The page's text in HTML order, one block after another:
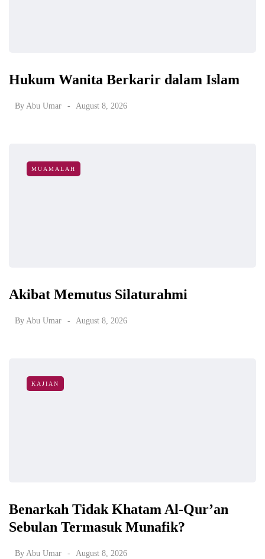
Hukum Wanita Berkarir dalam Islam
By Abu Umar August 8, 2026
MUAMALAH
Akibat Memutus Silaturahmi
By Abu Umar August 8, 2026
KAJIAN
Benarkah Tidak Khatam Al-Qur’an
Sebulan Termasuk Munafik?
By Abu Umar August 8, 2026